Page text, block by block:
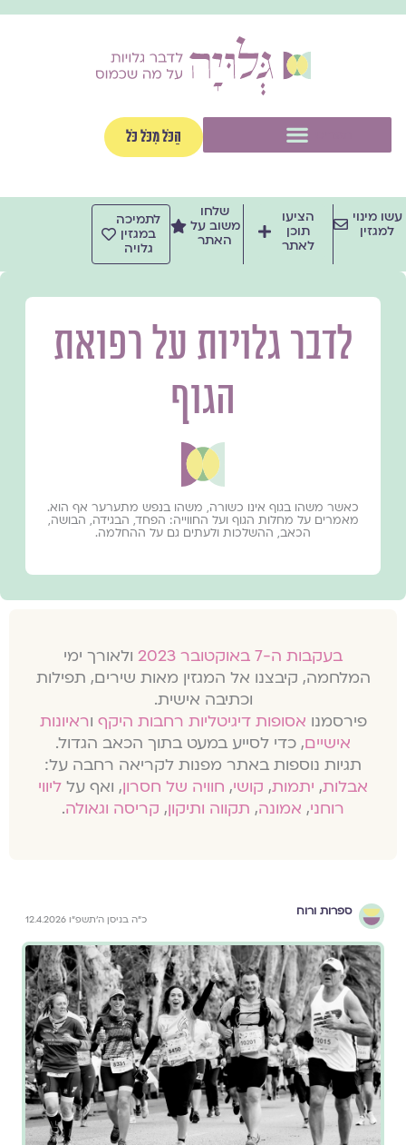
לתוכן
הַכֹּל מִכֹּל כֹּל
עשו מינוי
למגזין
הציעו
תוכן
לאתר
שלחו
משוב על
האתר
לתמיכה
במגזין
גלויה
לדבר גלויות על רפואת
הגוף
כאשר משהו בגוף אינו כשורה, משהו בנפש מתערער אף הוא.
מאמרים על מחלות הגוף ועל החווייה: הפחד, הבגידה, הבושה,
הכאב, ההשלכות ולעתים גם על ההחלמה.
בעקבות ה-7 באוקטובר 2023
ולאורך ימי
המלחמה, קיבצנו אל המגזין מאות שירים, תפילות
וכתיבה אישית.
פירסמנו אסופות דיגיטליות רחבות היקף וראיונות
אישיים, כדי לסייע במעט בתוך הכאב הגדול.
תגיות נוספות באתר מפנות לקריאה רחבה על:
אבלות, יתמות, קושי, חוויה של חסרון, ואף על ליווי
רוחני, אמונה, תקווה ותיקון, קריסה וגאולה.
ספרות ורוח
כ״ה בניסן ה׳תשפ״ו 12.4.2026